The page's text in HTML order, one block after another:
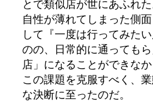
とで類似店が世にあふれ
自性が薄れてしまった側
して『一度は行ってみた
のの、日常的に通っても
店」になることができなか
この課題を克服すべく、
な決断に至ったのだ。